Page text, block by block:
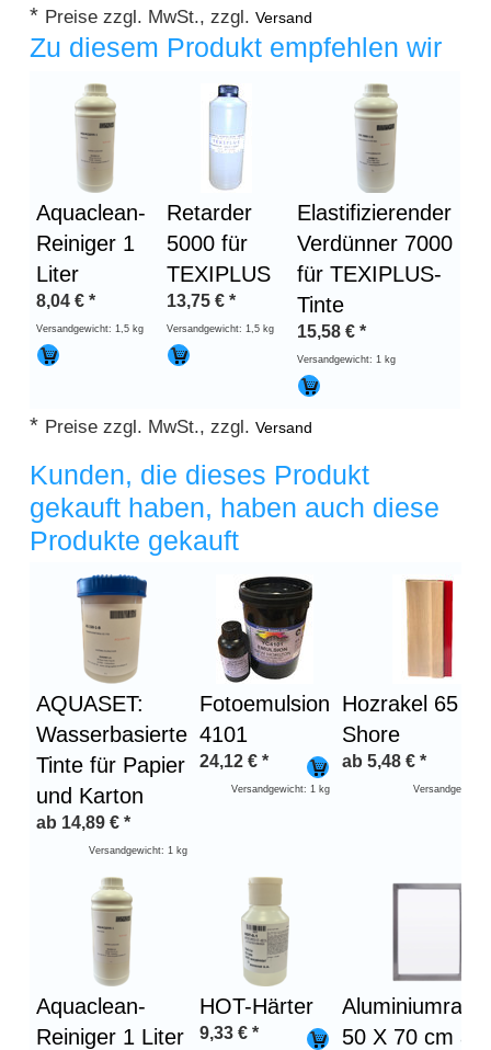
* Preise zzgl. MwSt., zzgl.Versand
Zu diesem Produkt empfehlen wir
Aquaclean-
Reiniger 1
Liter
8,04 € *
Versandgewicht: 1,5 kg
Retarder
5000 für
TEXIPLUS
13,75 € *
Versandgewicht: 1,5 kg
Elastifizierender
Verdünner 7000
für TEXIPLUS-
Tinte
15,58 € *
Versandgewicht: 1 kg
* Preise zzgl. MwSt., zzgl.Versand
Kunden, die dieses Produkt
gekauft haben, haben auch diese
Produkte gekauft
Überschrift
AQUASET:
Wasserbasierte
Tinte für Papier
und Karton
ab 14,89 € *
Versandgewicht: 1 kg
Fotoemulsion
4101
24,12 € *
Versandgewicht: 1 kg
Hozrakel 65
Shore
ab 5,48 € *
Aquaclean-
Reiniger 1 Liter
HOT-Härter
9,33 € *
50 X 70 cm auf